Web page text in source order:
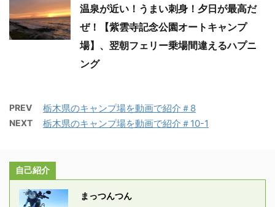
温泉が近い！うまい刺身！夕日が最高だ
ぜ！【紫雲寺記念公園オートキャンプ
場】、翌朝フェリー乗場間違えるハプニ
ング
PREV 栃木県のキャンプ場を動画で紹介＃8
NEXT 栃木県のキャンプ場を動画で紹介＃10-1
自己紹介
まっつんつん